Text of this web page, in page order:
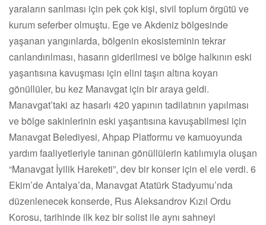
yaraların sarılması için pek çok kişi, sivil toplum örgütü ve
kurum seferber olmuştu. Ege ve Akdeniz bölgesinde
yaşanan yangınlarda, bölgenin ekosisteminin tekrar
canlandırılması, hasarın giderilmesi ve bölge halkının eski
yaşantısına kavuşması için elini taşın altına koyan
gönüllüler, bu kez Manavgat için bir araya geldi.
Manavgat’taki az hasarlı 420 yapının tadilatının yapılması
ve bölge sakinlerinin eski yaşantısına kavuşabilmesi için
Manavgat Belediyesi, Ahpap Platformu ve kamuoyunda
yardım faaliyetleriyle tanınan gönüllülerin katılımıyla oluşan
“Manavgat İyilik Hareketi”, dev bir konser için el ele verdi. 6
Ekim’de Antalya’da, Manavgat Atatürk Stadyumu’nda
düzenlenecek konserde, Rus Aleksandrov Kızıl Ordu
Korosu, tarihinde ilk kez bir solist ile aynı sahneyi